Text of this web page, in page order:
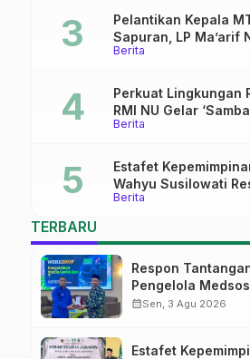
Berita
Pelantikan Kepala
Sapuran, LP Ma’arif
Tekankan Lima
Berita
Perkuat Lingkungan
RMI NU Gelar
Pati
Berita
Estafet
Wahyu Susilowati
Ma’arif Sapuran
TERBARU
Respon
Pengelola
Pekalongan Ikuti
calendar_monthSen, 3 Agu 2026
Estafet